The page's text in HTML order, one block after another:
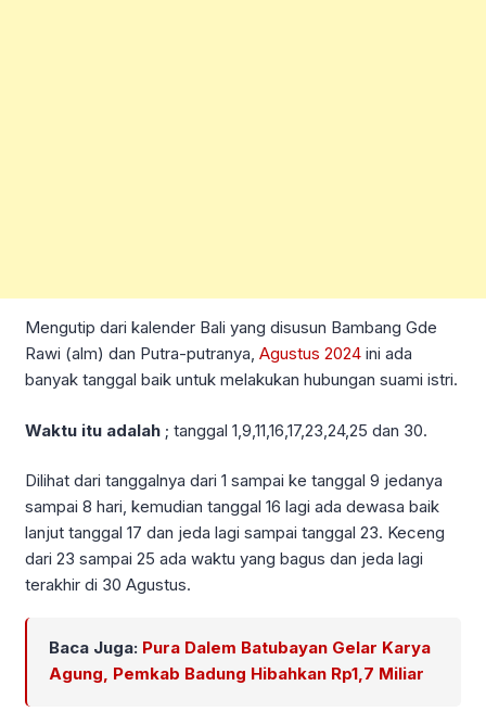
Mengutip dari kalender Bali yang disusun Bambang Gde
Rawi (alm) dan Putra-putranya, Agustus 2024 ini ada
banyak tanggal baik untuk melakukan hubungan suami istri.
Waktu itu adalah ; tanggal 1,9,11,16,17,23,24,25 dan 30.
Dilihat dari tanggalnya dari 1 sampai ke tanggal 9 jedanya
sampai 8 hari, kemudian tanggal 16 lagi ada dewasa baik
lanjut tanggal 17 dan jeda lagi sampai tanggal 23. Keceng
dari 23 sampai 25 ada waktu yang bagus dan jeda lagi
terakhir di 30 Agustus.
Baca Juga: Pura Dalem Batubayan Gelar Karya
Agung, Pemkab Badung Hibahkan Rp1,7 Miliar